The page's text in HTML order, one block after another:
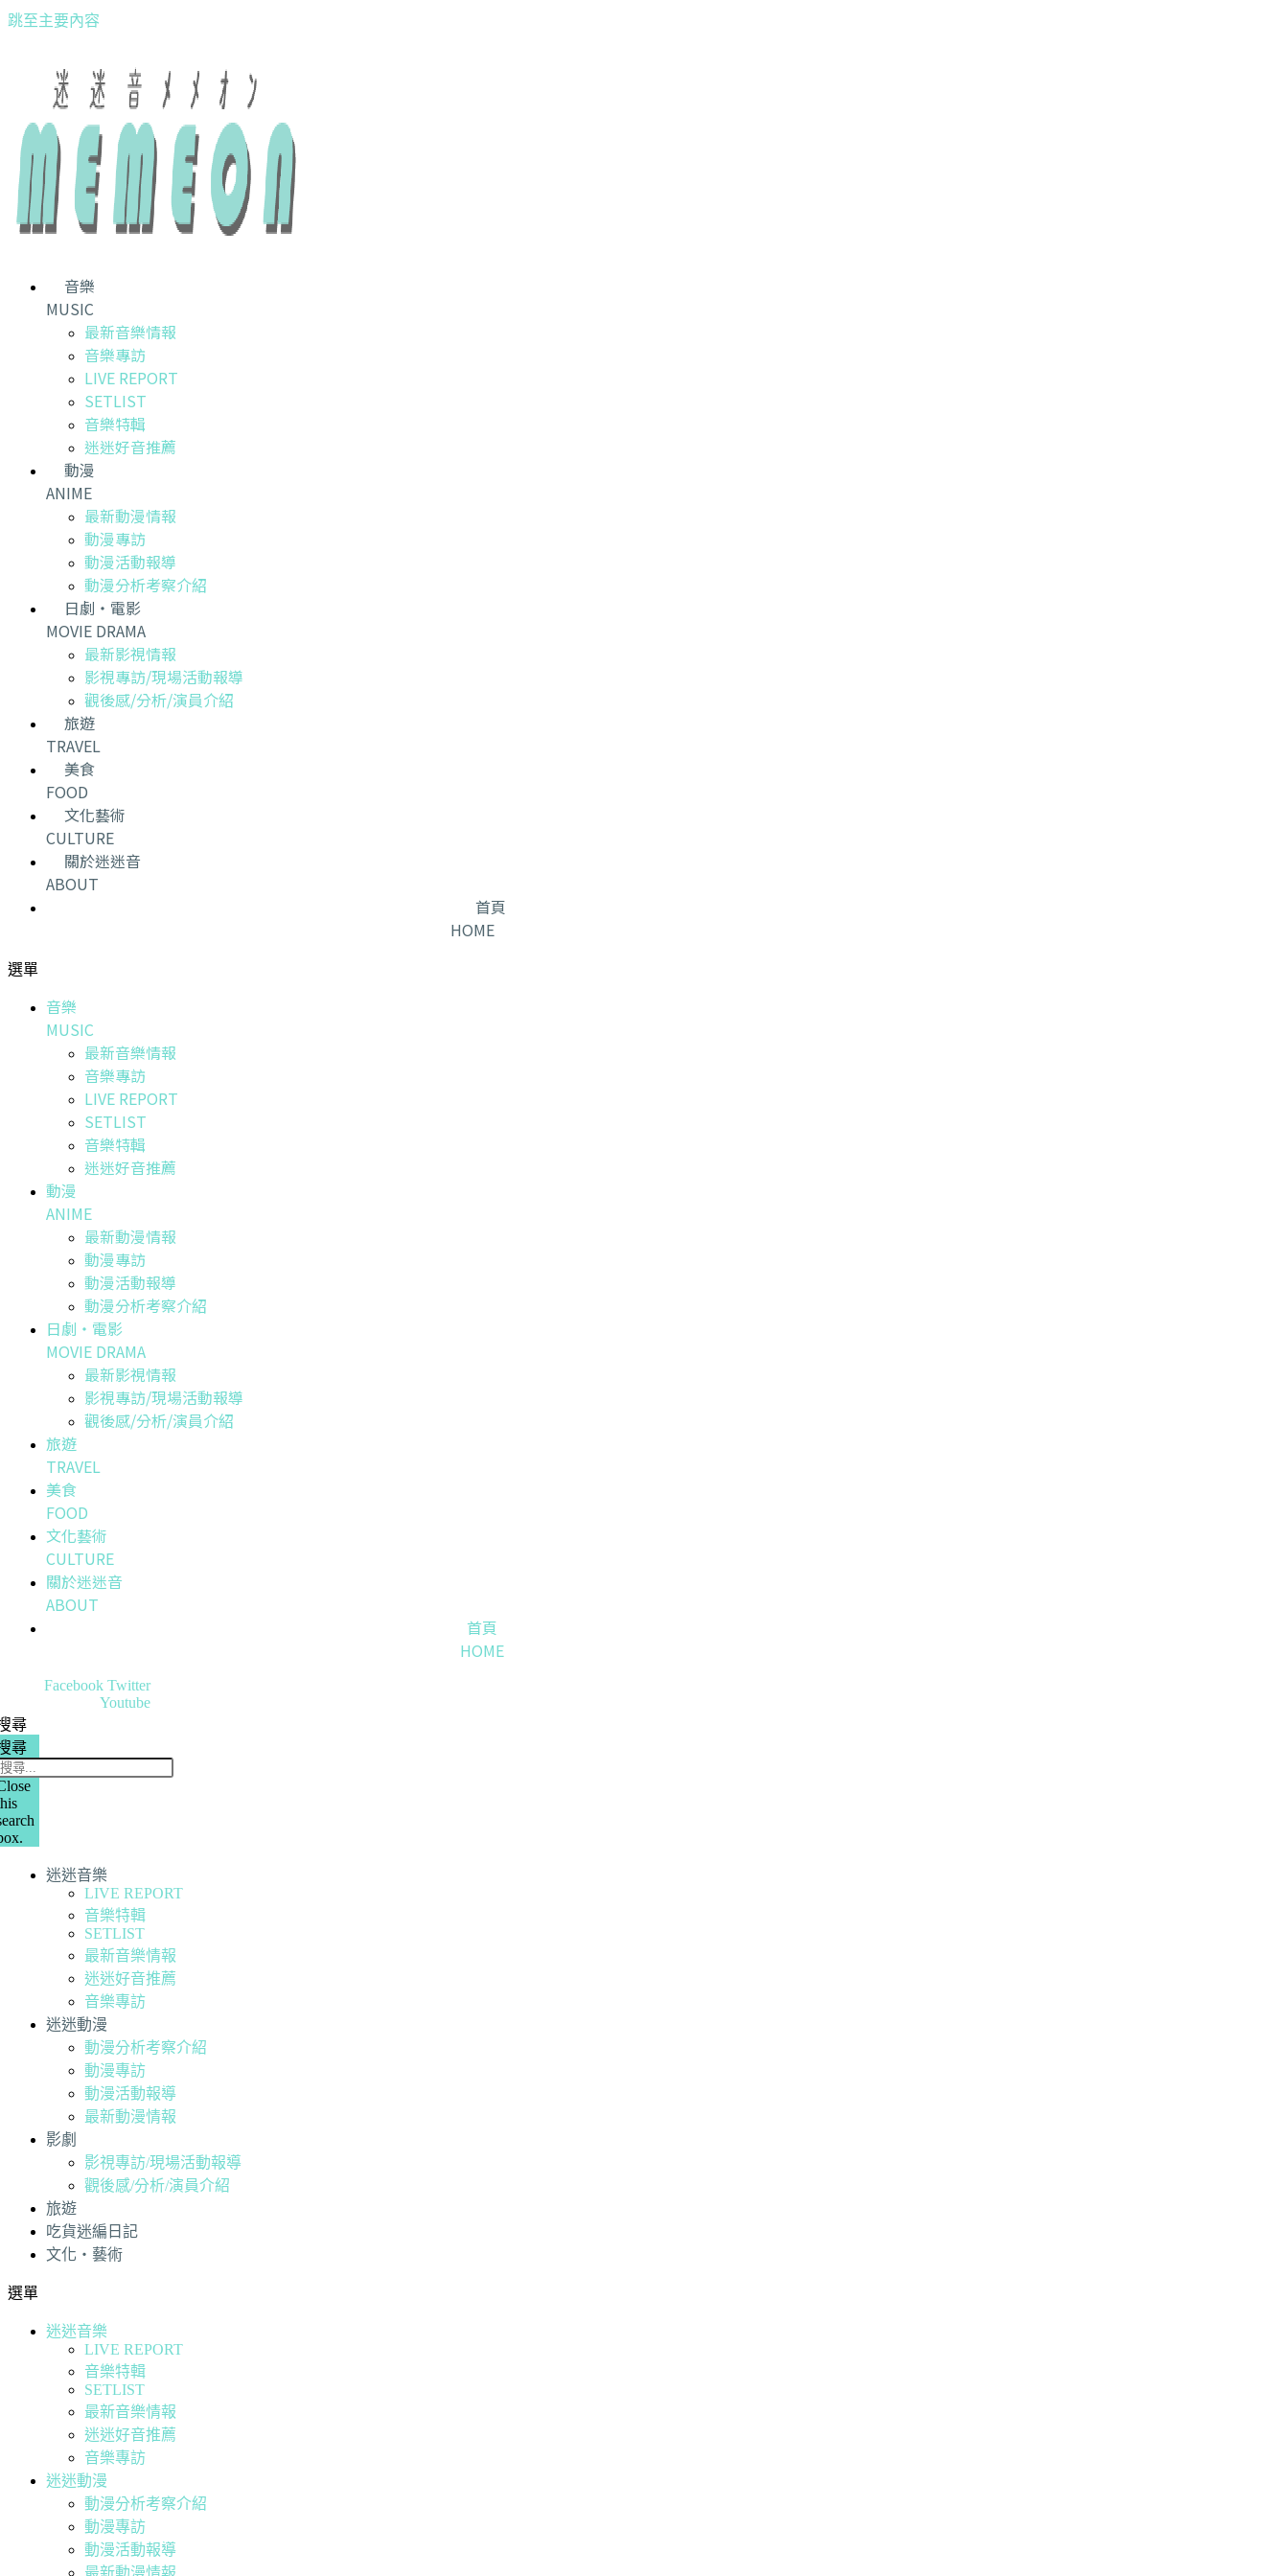
跳至主要內容
音樂
MUSIC
最新音樂情報
音樂專訪
LIVE REPORT
SETLIST
音樂特輯
迷迷好音推薦
動漫
ANIME
最新動漫情報
動漫專訪
動漫活動報導
動漫分析考察介紹
日劇・電影
MOVIE DRAMA
最新影視情報
影視專訪/現場活動報導
觀後感/分析/演員介紹
旅遊
TRAVEL
美食
FOOD
文化藝術
CULTURE
關於迷迷音
ABOUT
首頁
HOME
選單
音樂
MUSIC
最新音樂情報
音樂專訪
LIVE REPORT
SETLIST
音樂特輯
迷迷好音推薦
動漫
ANIME
最新動漫情報
動漫專訪
動漫活動報導
動漫分析考察介紹
日劇・電影
MOVIE DRAMA
最新影視情報
影視專訪/現場活動報導
觀後感/分析/演員介紹
旅遊
TRAVEL
美食
FOOD
文化藝術
CULTURE
關於迷迷音
ABOUT
首頁
HOME
Facebook Twitter
Youtube
尋
尋
迷迷音樂
LIVE REPORT
音樂特輯
SETLIST
最新音樂情報
迷迷好音推薦
音樂專訪
迷迷動漫
動漫分析考察介紹
動漫專訪
動漫活動報導
最新動漫情報
影劇
影視專訪/現場活動報導
觀後感/分析/演員介紹
旅遊
吃貨迷編日記
文化・藝術
選單
迷迷音樂
LIVE REPORT
音樂特輯
SETLIST
最新音樂情報
迷迷好音推薦
音樂專訪
迷迷動漫
動漫分析考察介紹
動漫專訪
動漫活動報導
最新動漫情報